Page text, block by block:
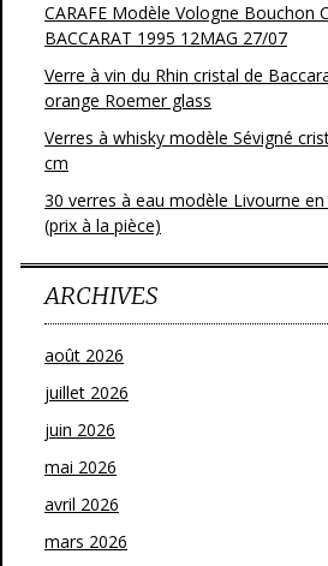
CARAFE Modèle Vologne Bouchon
BACCARAT 1995 12MAG 27/07
Verre à vin du Rhin cristal de
orange Roemer glass
Verres à whisky modèle Sévigné
cm
30 verres à eau modèle Livourne
(prix à la pièce)
ARCHIVES
août 2026
juillet 2026
juin 2026
mai 2026
avril 2026
mars 2026